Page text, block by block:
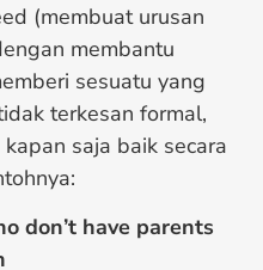
(membuat urusan
membantu
sesuatu yang
terkesan formal,
saja baik secara
don’t have parents